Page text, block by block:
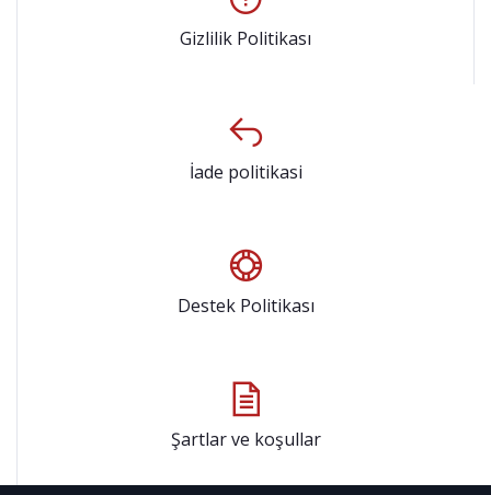
Gizlilik Politikası
İade politikasi
Destek Politikası
Şartlar ve koşullar